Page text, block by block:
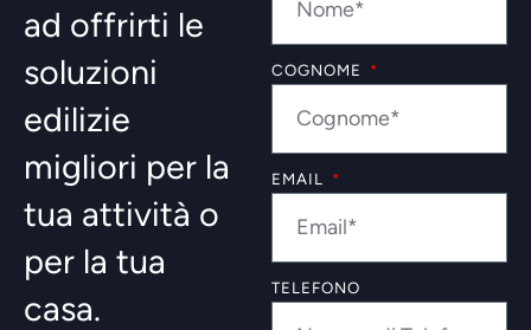
ad offrirti le
soluzioni
edilizie
migliori per la
tua attività o
per la tua
casa.
COGNOME
EMAIL
TELEFONO